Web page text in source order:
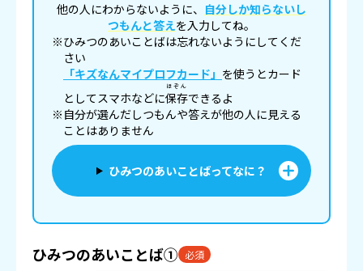
他の人にわからないように、 自分しか知らないし
つもんと答えを入力してね。
※ひみつのあいことばは忘れないようにしてくだ
さい
「キズなんマイプロフカード」 を使うとカード
としてスマホなどに保存
ほぞん
できるよ
※自分が選んだしつもんや答えが他の人に見える
ことはありません
ひみつのあいことばってなに？
ひみつのあいことば① 必須